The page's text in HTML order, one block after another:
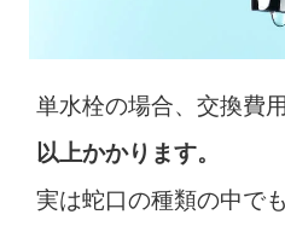
単水栓の場合、交換費
以上かかります。
実は蛇口の種類の中で